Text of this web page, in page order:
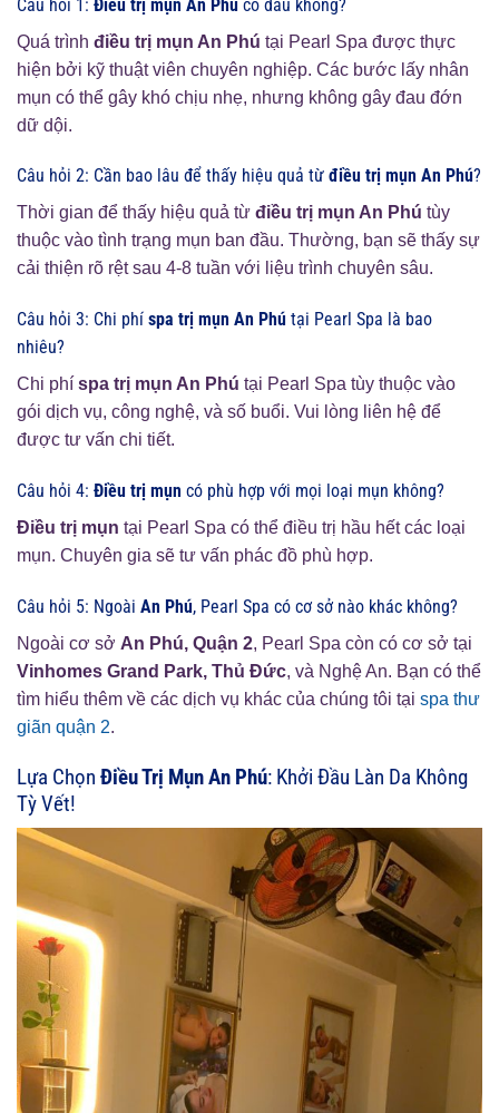
Câu hỏi 1: Điều trị mụn An Phú có đau không?
Quá trình điều trị mụn An Phú tại Pearl Spa được thực
hiện bởi kỹ thuật viên chuyên nghiệp. Các bước lấy nhân
mụn có thể gây khó chịu nhẹ, nhưng không gây đau đớn
dữ dội.
Câu hỏi 2: Cần bao lâu để thấy hiệu quả từ điều trị mụn An Phú?
Thời gian để thấy hiệu quả từ điều trị mụn An Phú tùy
thuộc vào tình trạng mụn ban đầu. Thường, bạn sẽ thấy sự
cải thiện rõ rệt sau 4-8 tuần với liệu trình chuyên sâu.
Câu hỏi 3: Chi phí spa trị mụn An Phú tại Pearl Spa là bao
nhiêu?
Chi phí spa trị mụn An Phú tại Pearl Spa tùy thuộc vào
gói dịch vụ, công nghệ, và số buổi. Vui lòng liên hệ để
được tư vấn chi tiết.
Câu hỏi 4: Điều trị mụn có phù hợp với mọi loại mụn không?
Điều trị mụn tại Pearl Spa có thể điều trị hầu hết các loại
mụn. Chuyên gia sẽ tư vấn phác đồ phù hợp.
Câu hỏi 5: Ngoài An Phú, Pearl Spa có cơ sở nào khác không?
Ngoài cơ sở An Phú, Quận 2, Pearl Spa còn có cơ sở tại
Vinhomes Grand Park, Thủ Đức, và Nghệ An. Bạn có thể
tìm hiểu thêm về các dịch vụ khác của chúng tôi tại spa thư
giãn quận 2.
Lựa Chọn Điều Trị Mụn An Phú: Khởi Đầu Làn Da Không
Tỳ Vết!